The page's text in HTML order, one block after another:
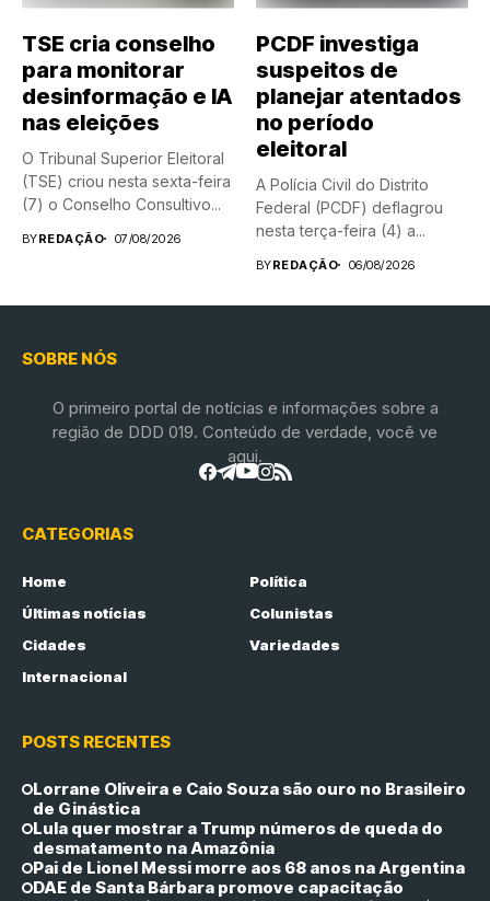
TSE cria conselho
para monitorar
desinformação e IA
nas eleições
O Tribunal Superior Eleitoral
(TSE) criou nesta sexta-feira
(7) o Conselho Consultivo...
BYREDAÇÃO 07/08/2026
PCDF investiga
suspeitos de
planejar atentados
no período
eleitoral
A Polícia Civil do Distrito
Federal (PCDF) deflagrou
nesta terça-feira (4) a...
BYREDAÇÃO 06/08/2026
SOBRE NÓS
O primeiro portal de notícias e informações sobre a
região de DDD 019. Conteúdo de verdade, você ve
aqui.
CATEGORIAS
Home
Política
Últimas notícias
Colunistas
Cidades
Variedades
Internacional
POSTS RECENTES
Lorrane Oliveira e Caio Souza são ouro no Brasileiro
de Ginástica
Lula quer mostrar a Trump números de queda do
desmatamento na Amazônia
Pai de Lionel Messi morre aos 68 anos na Argentina
DAE de Santa Bárbara promove capacitação